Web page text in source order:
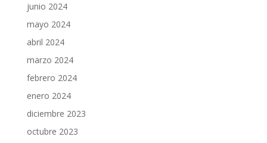
junio 2024
mayo 2024
abril 2024
marzo 2024
febrero 2024
enero 2024
diciembre 2023
octubre 2023